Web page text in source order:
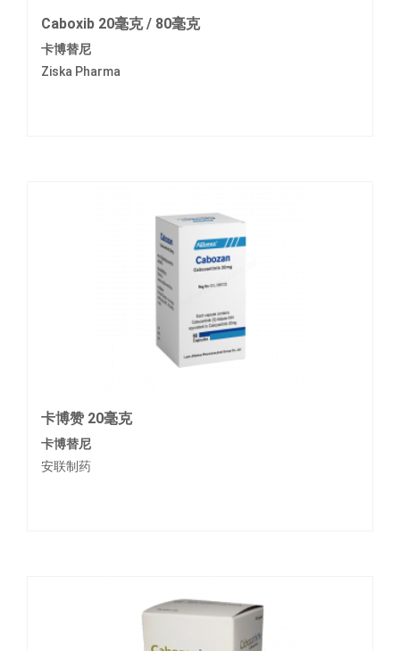
Caboxib 20毫克 / 80毫克
卡博替尼
Ziska Pharma
卡博赞 20毫克
卡博替尼
安联制药